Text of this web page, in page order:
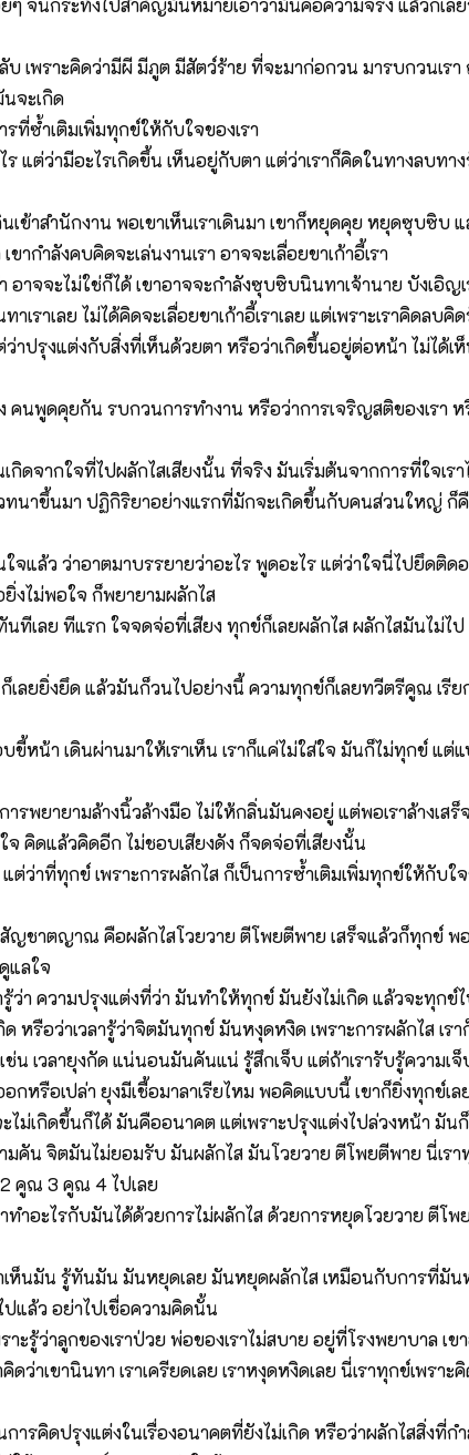
จนกระทั่งไปสำคัญมั่นหมายเอาว่ามันคือความจริง แล้วก็เ
พราะคิดว่ามีผี มีภูต มีสัตว์ร้าย ที่จะมาก่อกวน มารบกวนเร
จะเกิด
ที่ซ้ำเติมเพิ่มทุกข์ให้กับใจของเรา
แต่ว่ามีอะไรเกิดขึ้น เห็นอยู่กับตา แต่ว่าเราก็คิดในทางลบทา
ข้าสำนักงาน พอเขาเห็นเราเดินมา เขาก็หยุดคุย หยุดซุบซิบ
ากำลังคบคิดจะเล่นงานเรา อาจจะเลื่อยขาเก้าอี้เรา
จจะไม่ใช่ก็ได้ เขาอาจจะกำลังซุบซิบนินทาเจ้านาย บังเอิญเ
เราเลย ไม่ได้คิดจะเลื่อยขาเก้าอี้เราเลย แต่เพราะเราคิดลบคิ
าปรุงแต่งกับสิ่งที่เห็นด้วยตา หรือว่าเกิดขึ้นอยู่ต่อหน้า ไม่ได้
คนพูดคุยกัน รบกวนการทำงาน หรือว่าการเจริญสติของเรา
ดจากใจที่ไปผลักไสเสียงนั้น ที่จริง มันเริ่มต้นจากการที่ใจเ
วทนาขึ้นมา ปฏิกิริยาอย่างแรกที่มักจะเกิดขึ้นกับคนส่วนใหญ่ ก็
แล้ว ว่าอาตมาบรรยายว่าอะไร พูดอะไร แต่ว่าใจนี่ไปยึดติด
งไม่พอใจ ก็พยายามผลักไส
เลย ทีแรก ใจจดจ่อที่เสียง ทุกข์ก็เลยผลักไส ผลักไสมันไม่ไ
ยยิ่งยึด แล้วมันก็วนไปอย่างนี้ ความทุกข์ก็เลยทวีตรีคูณ เรีย
น้า เดินผ่านมาให้เราเห็น เราก็แค่ไม่ใส่ใจ มันก็ไม่ทุกข์ แต่แ
ยายามล้างนิ้วล้างมือ ไม่ให้กลิ่นมันคงอยู่ แต่พอเราล้างเสร็จ
คิดแล้วคิดอีก ไม่ชอบเสียงดัง ก็จดจ่อที่เสียงนั้น
าที่ทุกข์ เพราะการผลักไส ก็เป็นการซ้ำเติมเพิ่มทุกข์ให้กับใจ
าตญาณ คือผลักไสโวยวาย ตีโพยตีพาย เสร็จแล้วก็ทุกข์ พอ
แลใจ
รู้ว่า ความปรุงแต่งที่ว่า มันทำให้ทุกข์ มันยังไม่เกิด แล้วจะทุกข์
รือว่าเวลารู้ว่าจิตมันทุกข์ มันหงุดหงิด เพราะการผลักไส เร
น เวลายุงกัด แน่นอนมันคันแน่ รู้สึกเจ็บ แต่ถ้าเรารับรู้ความเ
หรือเปล่า ยุงมีเชื้อมาลาเรียไหม พอคิดแบบนี้ เขาก็ยิ่งทุกข์เล
ม่เกิดขึ้นก็ได้ มันคืออนาคต แต่เพราะปรุงแต่งไปล่วงหน้า มัน
คัน จิตมันไม่ยอมรับ มันผลักไส มันโวยวาย ตีโพยตีพาย นี่เร
คูณ 3 คูณ 4 ไปเลย
าทำอะไรกับมันได้ด้วยการไม่ผลักไส ด้วยการหยุดโวยวาย ตี
เห็นมัน รู้ทันมัน มันหยุดเลย มันหยุดผลักไส เหมือนกับการที่มั
ปแล้ว อย่าไปเชื่อความคิดนั้น
รู้ว่าลูกของเราป่วย พ่อของเราไม่สบาย อยู่ที่โรงพยาบาล เ
าเขานินทา เราเครียดเลย เราหงุดหงิดเลย นี่เราทุกข์เพรา
ารคิดปรุงแต่งในเรื่องอนาคตที่ยังไม่เกิด หรือว่าผลักไสสิ่งที่